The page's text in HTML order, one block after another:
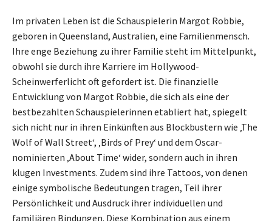
Im privaten Leben ist die Schauspielerin Margot Robbie,
geboren in Queensland, Australien, eine Familienmensch.
Ihre enge Beziehung zu ihrer Familie steht im Mittelpunkt,
obwohl sie durch ihre Karriere im Hollywood-
Scheinwerferlicht oft gefordert ist. Die finanzielle
Entwicklung von Margot Robbie, die sich als eine der
bestbezahlten Schauspielerinnen etabliert hat, spiegelt
sich nicht nur in ihren Einkünften aus Blockbustern wie ‚The
Wolf of Wall Street‘, ‚Birds of Prey‘ und dem Oscar-
nominierten ‚About Time‘ wider, sondern auch in ihren
klugen Investments. Zudem sind ihre Tattoos, von denen
einige symbolische Bedeutungen tragen, Teil ihrer
Persönlichkeit und Ausdruck ihrer individuellen und
familiären Bindungen. Diese Kombination aus einem